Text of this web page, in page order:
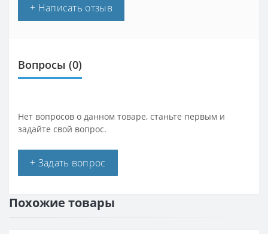
+ Написать отзыв
Вопросы (0)
Нет вопросов о данном товаре, станьте первым и
задайте свой вопрос.
+ Задать вопрос
Похожие товары